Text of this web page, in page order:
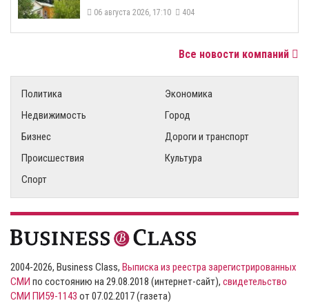
06 августа 2026, 17:10 404
Все новости компаний
Политика
Экономика
Недвижимость
Город
Бизнес
Дороги и транспорт
Происшествия
Культура
Спорт
2004-2026, Business Class, Выписка из реестра зарегистрированных
СМИ по состоянию на 29.08.2018 (интернет-сайт), свидетельство
СМИ ПИ59-1143 от 07.02.2017 (газета)